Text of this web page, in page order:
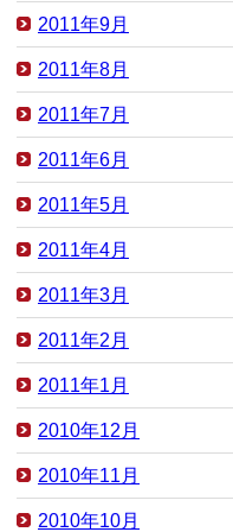
2011年9月
2011年8月
2011年7月
2011年6月
2011年5月
2011年4月
2011年3月
2011年2月
2011年1月
2010年12月
2010年11月
2010年10月